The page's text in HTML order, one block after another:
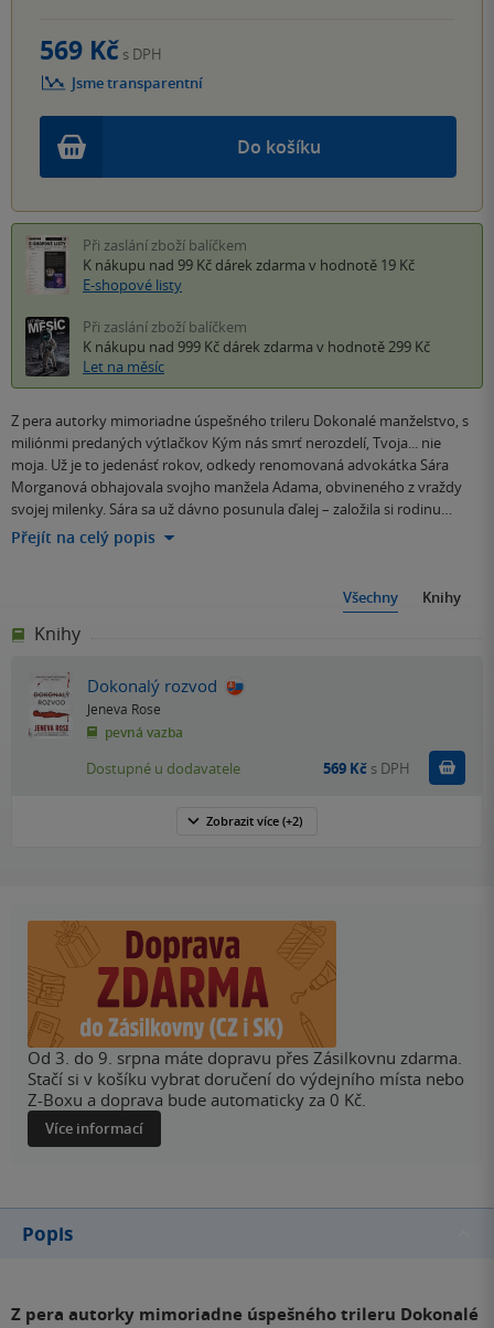
Do košíku
569 Kč s DPH
Jsme transparentní
Při zaslání zboží balíčkem
K nákupu nad 99 Kč dárek zdarma v hodnotě 19 Kč
E-shopové listy
Při zaslání zboží balíčkem
K nákupu nad 999 Kč dárek zdarma v hodnotě 299 Kč
Let na měsíc
Z pera autorky mimoriadne úspešného trileru Dokonalé manželstvo, s
miliónmi predaných výtlačkov Kým nás smrť nerozdelí, Tvoja... nie
moja. Už je to jedenásť rokov, odkedy renomovaná advokátka Sára
Morganová obhajovala svojho manžela Adama, obvineného z vraždy
svojej milenky. Sára sa už dávno posunula ďalej – založila si rodinu…
Přejít na celý popis
Všechny Knihy
Knihy
Dokonalý rozvod
Jeneva Rose
pevná vazba
Dostupné u dodavatele 569 Kč s DPH
Zobrazit více (+2)
Od 3. do 9. srpna máte dopravu přes Zásilkovnu zdarma.
Stačí si v košíku vybrat doručení do výdejního místa nebo
Z-Boxu a doprava bude automaticky za 0 Kč.
Více informací
Popis
Z pera autorky mimoriadne úspešného trileru Dokonalé